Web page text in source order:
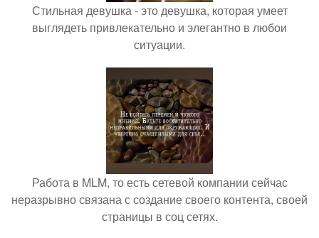
Стильная девушка - это девушка, которая умеет
выглядеть привлекательно и элегантно в любои
ситуации.
Работа в MLM, то есть сетевой компании сейчас
неразрывно связана с создание своего контента, своей
страницы в соц сетях.